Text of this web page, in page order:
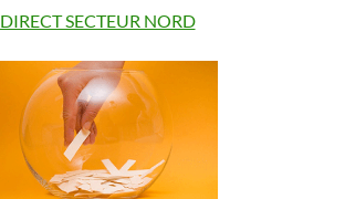
DIRECT SECTEUR NORD